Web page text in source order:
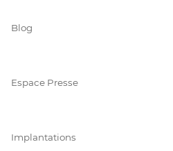
Blog
Espace Presse
Implantations